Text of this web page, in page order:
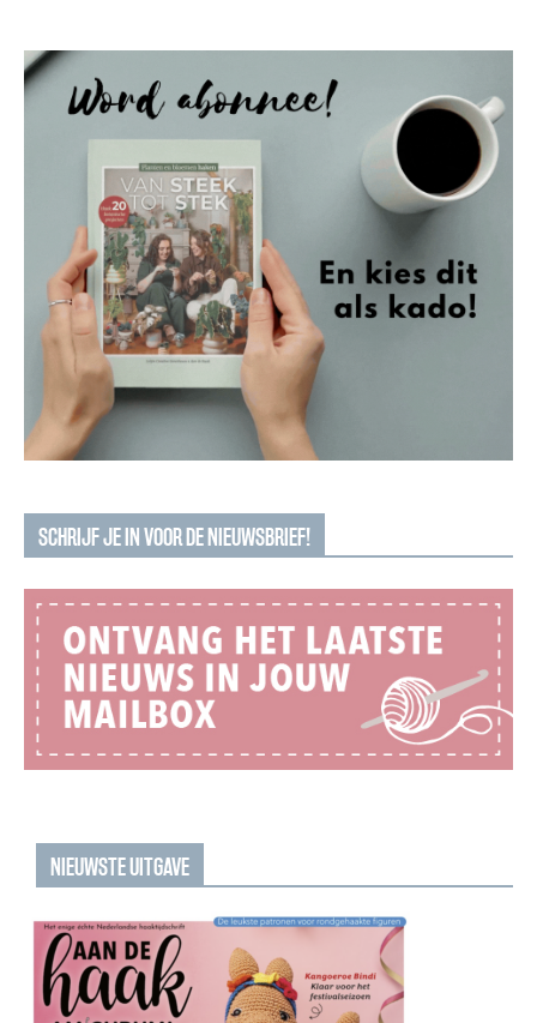
SCHRIJF JE IN VOOR DE NIEUWSBRIEF!
NIEUWSTE UITGAVE